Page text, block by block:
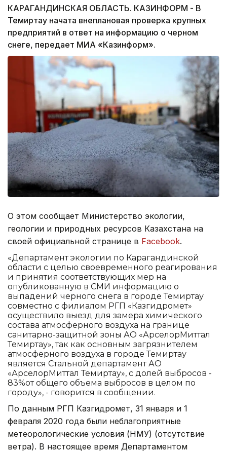
КАРАГАНДИНСКАЯ ОБЛАСТЬ. КАЗИНФОРМ - В
Темиртау начата внеплановая проверка крупных
предприятий в ответ на информацию о черном
снеге, передает МИА «Казинформ».
О этом сообщает Министерство экологии,
геологии и природных ресурсов Казахстана на
своей официальной странице в Facebook.
«Департамент экологии по Карагандинской
области с целью своевременного реагирования
и принятия соответствующих мер на
опубликованную в СМИ информацию о
выпадений черного снега в городе Темиртау
совместно с филиалом РГП «Казгидромет»
осуществило выезд для замера химического
состава атмосферного воздуха на границе
санитарно-защитной зоны АО «АрселорМиттал
Темиртау», так как основным загрязнителем
атмосферного воздуха в городе Темиртау
является Стальной департамент АО
«АрселорМиттал Темиртау», с долей выбросов -
83%от общего объема выбросов в целом по
городу», - говорится в сообщении.
По данным РГП Казгидромет, 31 января и 1
февраля 2020 года были неблагоприятные
метеорологические условия (НМУ) (отсутствие
ветра). В настоящее время Департаментом